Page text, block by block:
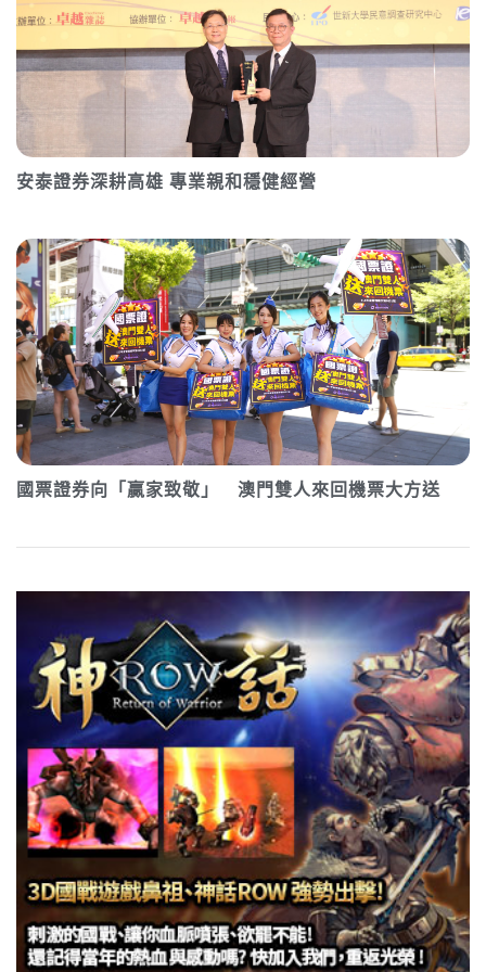
安泰證券深耕高雄 專業親和穩健經營
國票證券向「贏家致敬」 澳門雙人來回機票大方送